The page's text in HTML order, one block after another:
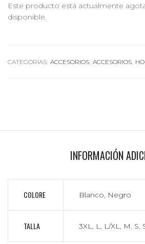
Este producto está actualmente
disponible.
CATEGORÍAS: ACCESORIOS, ACCESORIOS,
INFORMACIÓN
COLORE Blanco, Negro
TALLA 3XL, L, L/XL, M, S,